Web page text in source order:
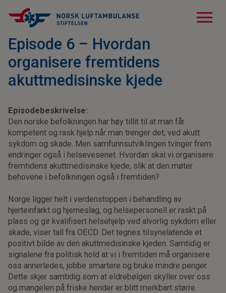
menu
Episode 6 – Hvordan
organisere fremtidens
akuttmedisinske kjede
Episodebeskrivelse:
Den norske befolkningen har høy tillit til at man får
kompetent og rask hjelp når man trenger det, ved akutt
sykdom og skade. Men samfunnsutviklingen tvinger frem
endringer også i helsevesenet. Hvordan skal vi organisere
fremtidens akuttmedisinske kjede, slik at den møter
behovene i befolkningen også i fremtiden?
Norge ligger helt i verdenstoppen i behandling av
hjerteinfarkt og hjerneslag, og helsepersonell er raskt på
plass og gir kvalifisert helsehjelp ved alvorlig sykdom eller
skade, viser tall fra OECD. Det tegnes tilsynelatende et
positivt bilde av den akuttmedisinske kjeden. Samtidig er
signalene fra politisk hold at vi i fremtiden må organisere
oss annerledes, jobbe smartere og bruke mindre penger.
Dette skjer samtidig som at eldrebølgen skyller over oss
og mangelen på friske hender er blitt merkbart større.